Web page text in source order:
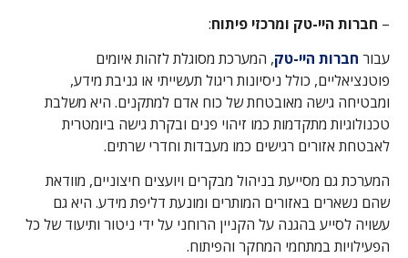
– חברות היי-טק ומרכזי פיתוח:
עבור חברות היי-טק, המערכת מסוגלת לזהות איומים
פוטנציאליים, כולל ניסיונות ריגול תעשייתי או גניבת מידע,
ומבטיחה גישה מאובטחת של כוח אדם למתקנים. היא משלבת
טכנולוגיות מתקדמות כמו זיהוי פנים ובקרת גישה ביומטרית
לאבטחת אזורים רגישים כמו מעבדות וחדרי שרתים.
המערכת גם מסייעת בניהול מבקרים ויועצים חיצוניים, מוודאת
שהם נשארים באזורים המותרים ומונעת דליפת מידע. היא גם
עשויה לסייע בהגנה על הקניין הרוחני על ידי ניטור ותיעוד של כל
הפעילויות במתחמי המחקר והפיתוח.